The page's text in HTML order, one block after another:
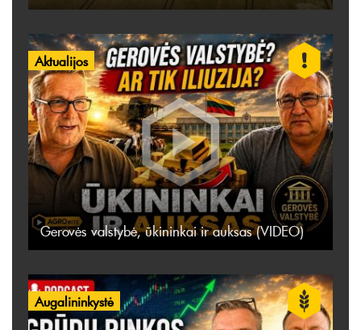
Aktualijos
Gerovės valstybė, ūkininkai ir auksas (VIDEO)
Augalininkystė